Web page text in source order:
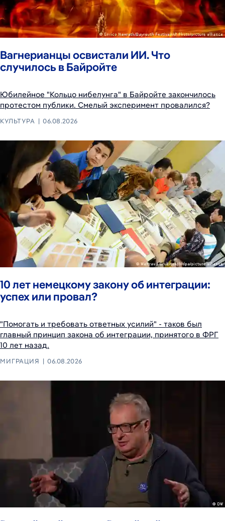
Вагнерианцы освистали ИИ. Что
случилось в Байройте
Юбилейное "Кольцо нибелунга" в Байройте закончилось
протестом публики. Смелый эксперимент провалился?
КУЛЬТУРА 06.08.2026
10 лет немецкому закону об интеграции:
успех или провал?
"Помогать и требовать ответных усилий" - таков был
главный принцип закона об интеграции, принятого в ФРГ
10 лет назад.
МИГРАЦИЯ 06.08.2026